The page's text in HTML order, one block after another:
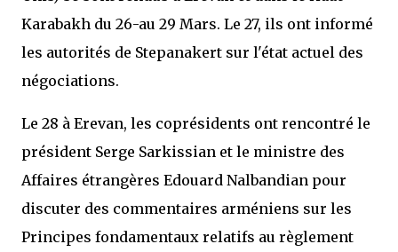
Karabakh du 26-au 29 Mars. Le 27, ils ont informé
les autorités de Stepanakert sur l'état actuel des
négociations.
Le 28 à Erevan, les coprésidents ont rencontré le
président Serge Sarkissian et le ministre des
Affaires étrangères Edouard Nalbandian pour
discuter des commentaires arméniens sur les
Principes fondamentaux relatifs au règlement